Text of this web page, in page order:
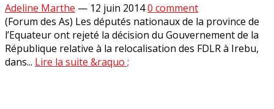
Adeline Marthe — 12 juin 20140 comment
(Forum des As) Les députés nationaux de la province de
l’Equateur ont rejeté la décision du Gouvernement de la
République relative à la relocalisation des FDLR à Irebu,
dans... Lire la suite &raquo ;